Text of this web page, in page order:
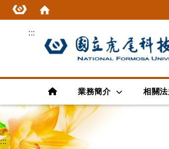
:::
首頁 業務簡介 相關
:::